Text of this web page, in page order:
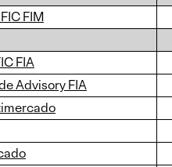
FIM
FIA
Advisory FIA